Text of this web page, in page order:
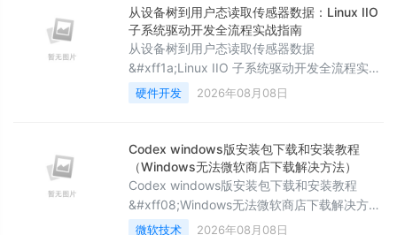
作者主页&#xff1a;一个平凡而乐于分享的小比
特的个人主页 ✨收录专栏&#xff1a;操作系统
&#xff0c;本专栏为讲解各操
从设备树到用户态读取传感器数据：Linux IIO
子系统驱动开发全流程实战指南
从设备树到用户态读取传感器数据
&#xff1a;Linux IIO 子系统驱动开发全流程实战
指南一、工业传感器驱动的&#34;碎片化
&#34;之痛&#xff1a;为何内核需要统一的传感
加速度计、陀螺仪、ADC、温度传感器、光传
感器——每种传感器在不同的 SoC 平台上都有
不同的驱动实现方式。在 IIO 子系统出现之前
&#xff0c;传感器驱动要么混在 m
硬件开发 2026年08月08日
Codex windows版安装包下载和安装教程
（Windows无法微软商店下载解决方法）
Codex windows版安装包下载和安装教程
&#xff08;Windows无法微软商店下载解决方法
&#xff09;关键词&#xff1a;Codex安装包、
微软技术 2026年08月08日